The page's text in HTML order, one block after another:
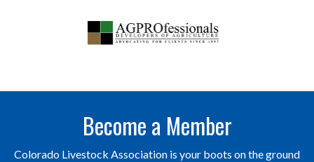
Become a Member
Colorado Livestock Association is your boots on the ground